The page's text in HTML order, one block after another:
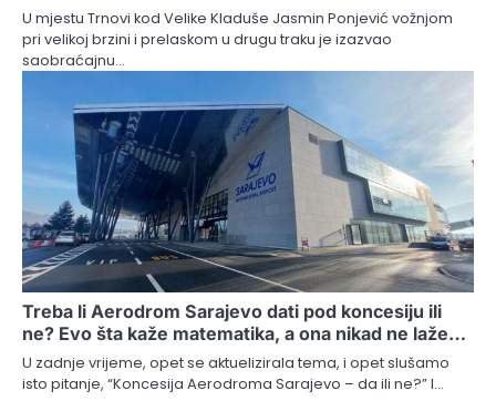
U mjestu Trnovi kod Velike Kladuše Jasmin Ponjević vožnjom
pri velikoj brzini i prelaskom u drugu traku je izazvao
saobraćajnu…
Treba li Aerodrom Sarajevo dati pod koncesiju ili
ne? Evo šta kaže matematika, a ona nikad ne laže…
U zadnje vrijeme, opet se aktuelizirala tema, i opet slušamo
isto pitanje, “Koncesija Aerodroma Sarajevo – da ili ne?” I…